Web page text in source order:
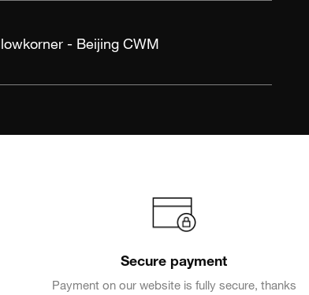
Beijing CWM
Secure payment
Payment on our website is fully secure, thanks